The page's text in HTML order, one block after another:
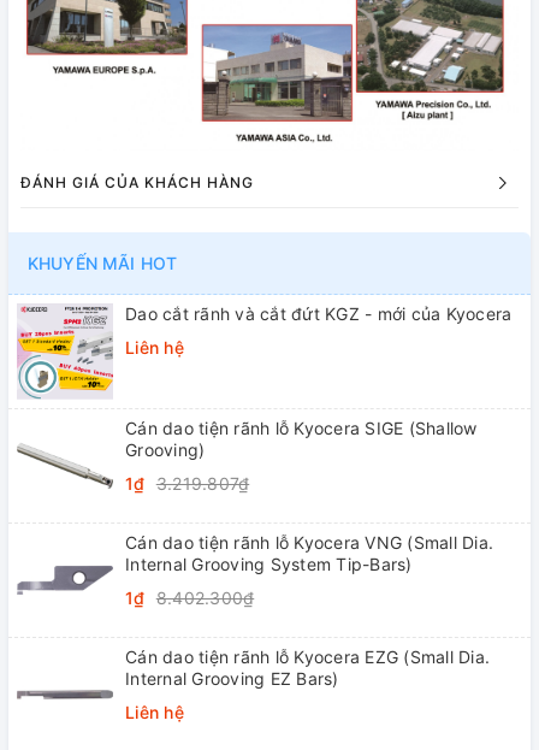
ĐÁNH GIÁ CỦA KHÁCH HÀNG
KHUYẾN MÃI HOT
Dao cắt rãnh và cắt đứt KGZ - mới của Kyocera
Liên hệ
Cán dao tiện rãnh lỗ Kyocera SIGE (Shallow
Grooving)
1₫ 3.219.807₫
Cán dao tiện rãnh lỗ Kyocera VNG (Small Dia.
Internal Grooving System Tip-Bars)
1₫ 8.402.300₫
Cán dao tiện rãnh lỗ Kyocera EZG (Small Dia.
Internal Grooving EZ Bars)
Liên hệ